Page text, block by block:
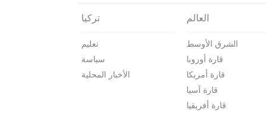
أرداهان
أرتفين
أيدن
بالق أسير
تركيا
تعليم
سياسة
الأخبار المحلية
العالم
الشرق الأوسط
قارة أوروبا
قارة أمريكا
قارة آسيا
قارة أفريقيا